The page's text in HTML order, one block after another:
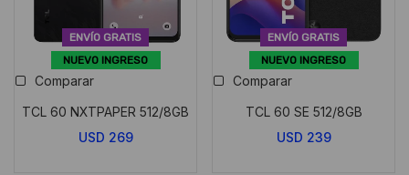
NUEVO INGRESO
ENVÍO GRATIS
Comparar
TCL 60 NXTPAPER 512/8GB
USD 269
NUEVO INGRESO
ENVÍO GRATIS
Comparar
TCL 60 SE 512/8GB
USD 239